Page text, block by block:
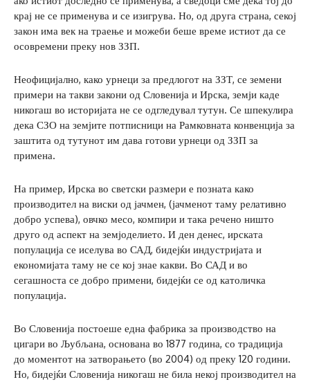
крај не се применува и се изигрува. Но, од друга страна, секој
закон има век на траење и можеби беше време истиот да се
осовремени преку нов ЗЗП.
Неофицијално, како урнеци за предлогот на ЗЗТ, се земени
примери на такви закони од Словенија и Ирска, земји каде
никогаш во историјата не се одгледувал тутун. Се шпекулира
дека СЗО на земјите потписници на Рамковната конвенција за
заштита од тутунот им дава готови урнеци од ЗЗП за
примена.
На пример, Ирска во светски размери е позната како
производител на виски од јачмен, (јачменот таму релативно
добро успева), овчко месо, компири и така речено ништо
друго од аспект на земјоделието. И ден денес, ирската
популација се иселува во САД, бидејќи индустријата и
економијата таму не се кој знае какви. Во САД и во
сегашноста се добро примени, бидејќи се од католичка
популација.
Во Словенија постоеше една фабрика за производство на
цигари во Љубљана, основана во 1877 година, со традиција
до моментот на затворањето (во 2004) од преку 120 години.
Но, бидејќи Словенија никогаш не била некој производител на